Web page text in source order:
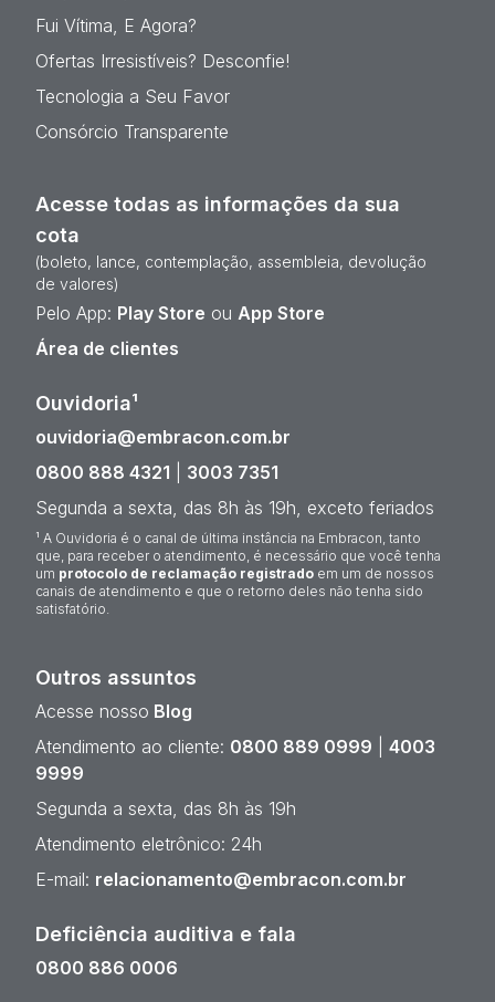
Fui Vítima, E Agora?
Ofertas Irresistíveis? Desconfie!
Tecnologia a Seu Favor
Consórcio Transparente
Acesse todas as informações da sua
cota
(boleto, lance, contemplação, assembleia, devolução
de valores)
Pelo App: Play Store ou App Store
Área de clientes
Ouvidoria¹
ouvidoria@embracon.com.br
0800 888 4321
3003 7351
Segunda a sexta, das 8h às 19h, exceto feriados
¹ A Ouvidoria é o canal de última instância na Embracon, tanto
que, para receber o atendimento, é necessário que você tenha
um protocolo de reclamação registrado em um de nossos
canais de atendimento e que o retorno deles não tenha sido
satisfatório.
Outros assuntos
Acesse nosso Blog
Atendimento ao cliente: 0800 889 0999
4003
9999
Segunda a sexta, das 8h às 19h
Atendimento eletrônico: 24h
E-mail: relacionamento@embracon.com.br
Deficiência auditiva e fala
0800 886 0006